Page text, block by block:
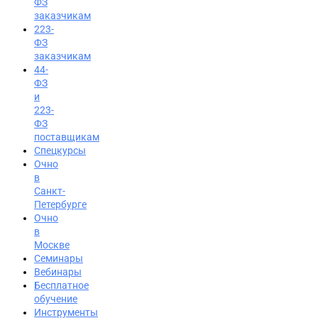
Вход на портал
8 (800) 200-24-26
заказчикам
223-
ФЗ
заказчикам
44-
ФЗ
и
223-
ФЗ
поставщикам
Спецкурсы
Очно
в
Санкт-
Петербурге
Очно
в
Москве
Семинары
Вебинары
Бесплатное
обучение
Инструменты